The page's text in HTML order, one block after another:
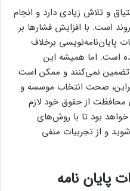
و تلاش زیادی دارد و انجام
است. با افزایش فشارها بر
پایان‌نامه‌نویسی برخلاف
است. اما همیشه این
نمی‌کنند و ممکن است
صحت انتخاب موسسه و
محافظت از حقوق خود لازم
بود تا با روش‌های
و از تجربیات منفی
پایان نامه